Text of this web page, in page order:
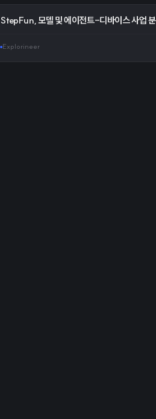
StepFun, 모델 및 에이전트-디바이스 사업
Explorineer